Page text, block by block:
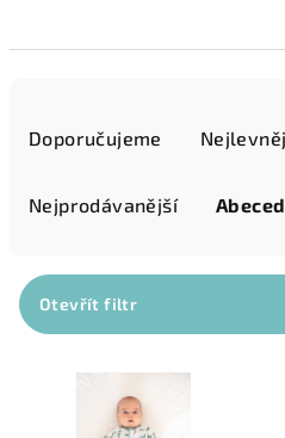
p
Doporučujeme
Nejprodávanější
Otevřít filtr